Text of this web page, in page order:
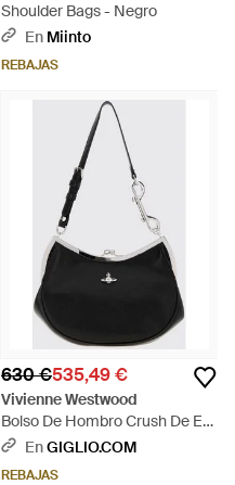
Shoulder Bags - Negro
En Miinto
REBAJAS
630 €535,49 €
Vivienne Westwood
Bolso De Hombro Crush De En
Piel De Becerro Lisa Con Logo
EnGIGLIO.COM
REBAJAS